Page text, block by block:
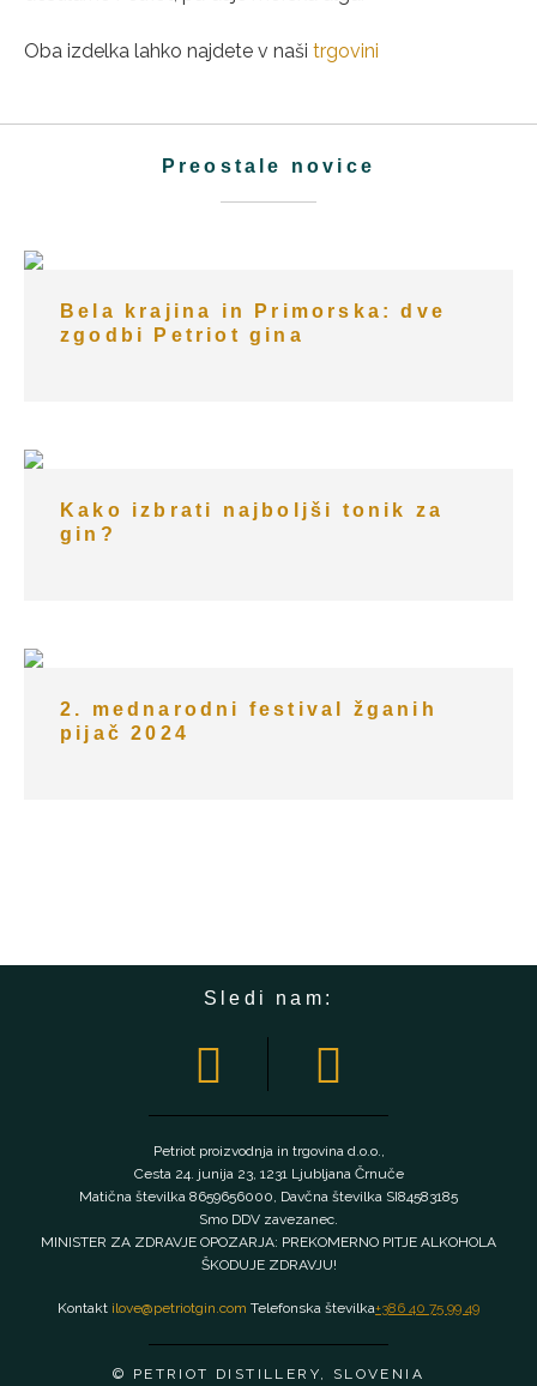
Oba izdelka lahko najdete v naši trgovini
Preostale novice
Bela krajina in Primorska: dve
zgodbi Petriot gina
Kako izbrati najboljši tonik za
gin?
2. mednarodni festival žganih
pijač 2024
Sledi nam:
Petriot proizvodnja in trgovina d.o.o.,
Cesta 24. junija 23, 1231 Ljubljana Črnuče
Matična številka 8659656000, Davčna številka SI84583185
Smo DDV zavezanec.
MINISTER ZA ZDRAVJE OPOZARJA: PREKOMERNO PITJE ALKOHOLA
ŠKODUJE ZDRAVJU!
Kontakt ilove@petriotgin.com Telefonska številka+386 40 75 99 49
© PETRIOT DISTILLERY, SLOVENIA